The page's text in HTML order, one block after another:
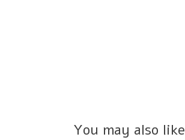
You may also like